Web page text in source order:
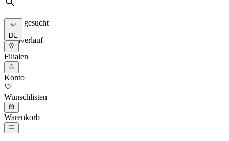
Meist gesucht
Suchverlauf
DE
Filialen
Konto
Wunschlisten
Warenkorb